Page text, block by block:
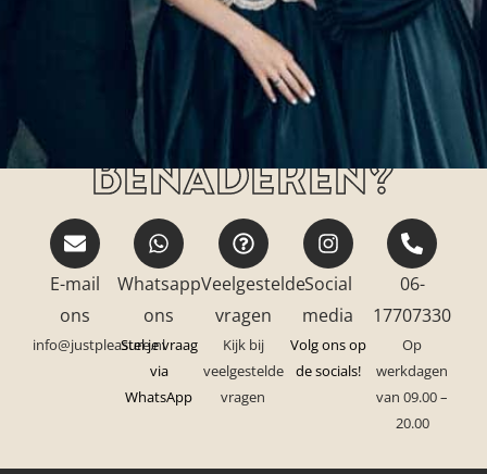
Hoe kan jij ons
benaderen?
E-mail
ons
info@justpleasure.nl
Whatsapp
ons
Stel je vraag
via
WhatsApp
Veelgestelde
vragen
Kijk bij
veelgestelde
vragen
Social
media
Volg ons op
de socials!
06-
17707330
Op
werkdagen
van 09.00 –
20.00